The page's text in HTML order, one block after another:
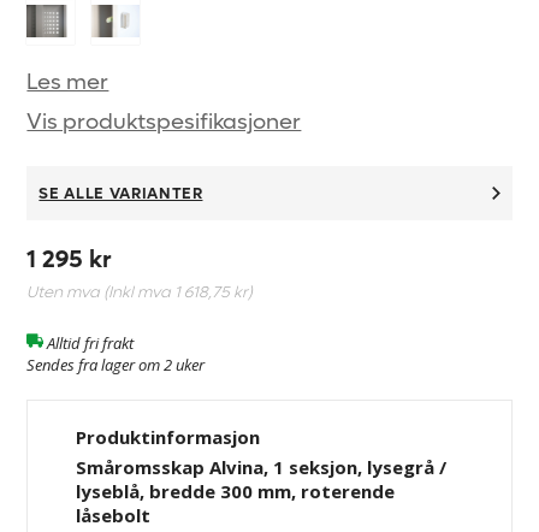
Les mer
Vis produktspesifikasjoner
SE ALLE VARIANTER
1 295 kr
Uten mva (Inkl mva 1 618,75 kr)
Alltid fri frakt
Sendes fra lager om 2 uker
Produktinformasjon
Småromsskap Alvina, 1 seksjon, lysegrå /
lyseblå, bredde 300 mm, roterende
låsebolt